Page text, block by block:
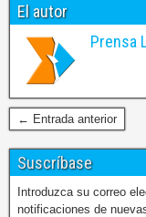
El autor
Prensa
← Entrada anterior
Suscríbase
Introduzca su correo
notificaciones de